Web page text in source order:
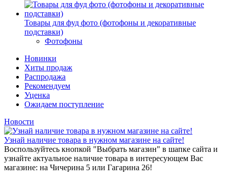
Товары для фуд фото (фотофоны и декоративные
подставки)
Фотофоны
Новинки
Хиты продаж
Распродажа
Рекомендуем
Уценка
Ожидаем поступление
Новости
Узнай наличие товара в нужном магазине на сайте!
Воспользуйтесь кнопкой "Выбрать магазин" в шапке сайта и
узнайте актуальное наличие товара в интересующем Вас
магазине: на Чичерина 5 или Гагарина 26!